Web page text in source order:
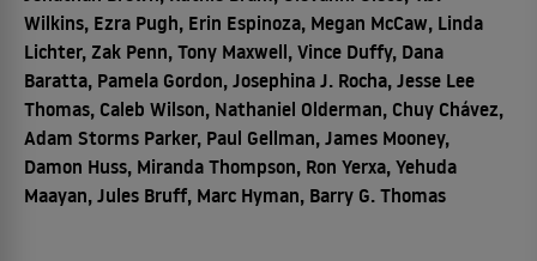
Wilkins, Ezra Pugh, Erin Espinoza, Megan McCaw, Linda
Lichter, Zak Penn, Tony Maxwell, Vince Duffy, Dana
Baratta, Pamela Gordon, Josephina J. Rocha, Jesse Lee
Thomas, Caleb Wilson, Nathaniel Olderman, Chuy Chávez,
Adam Storms Parker, Paul Gellman, James Mooney,
Damon Huss, Miranda Thompson, Ron Yerxa, Yehuda
Maayan, Jules Bruff, Marc Hyman, Barry G. Thomas